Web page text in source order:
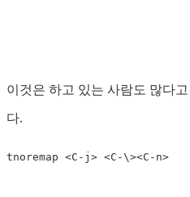
이것은 하고 있는 사람도 많다
다.
tnoremap <C - j > <C -\><C - n>